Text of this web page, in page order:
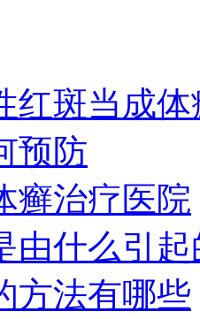
红斑当成体
预防
癣治疗医院
由什么引起
方法有哪些